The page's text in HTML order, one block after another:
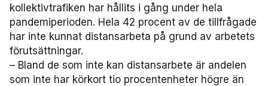
Kommunikations­nätverket 2023
Kommunikations­nätverket 2022
Serviceresor 2024
Serviceresor 2022
Miljö­nätverket 2025
Miljö­nätverket 2023
Kris och beredskap 2026
Samverkans­forum Skolskjuts
Tillgänglighets­nätverket 2026
Trafikutvecklar­nätverket
kollektivtrafiken har hållits i gång under hela
pandemiperioden. Hela 42 procent av de tillfrågade
har inte kunnat distansarbeta på grund av arbetets
förutsättningar.
– Bland de som inte kan distansarbete är andelen
som inte har körkort tio procentenheter högre än